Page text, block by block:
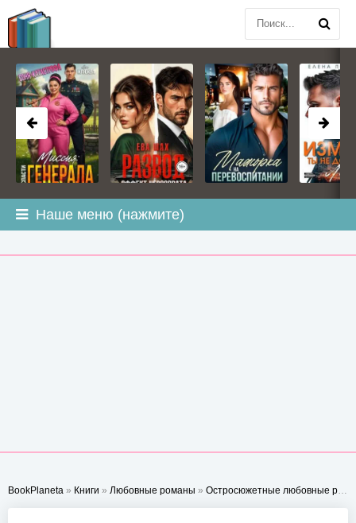
Наше меню (нажмите)
BookPlaneta » Книги » Любовные романы » Остросюжетные любовные романы
BOOKPLANETA.COM